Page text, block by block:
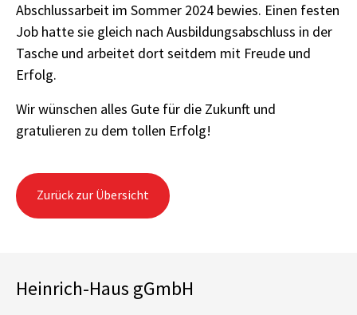
Abschlussarbeit im Sommer 2024 bewies. Einen festen
Job hatte sie gleich nach Ausbildungsabschluss in der
Tasche und arbeitet dort seitdem mit Freude und
Erfolg.
Wir wünschen alles Gute für die Zukunft und
gratulieren zu dem tollen Erfolg!
Zurück zur Übersicht
Heinrich-Haus gGmbH